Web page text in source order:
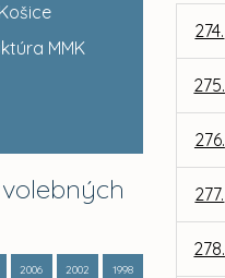
MMK
2006
2002
1998
274.
275.
276.
277.
278.